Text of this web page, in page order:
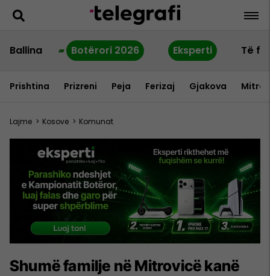
Ballina Botërori 2026 Eksperti Të
Prishtina Prizreni Peja Ferizaj Gjakova
Lajme > Kosove > Komunat
Shumë familje në Mitrovicë kanë